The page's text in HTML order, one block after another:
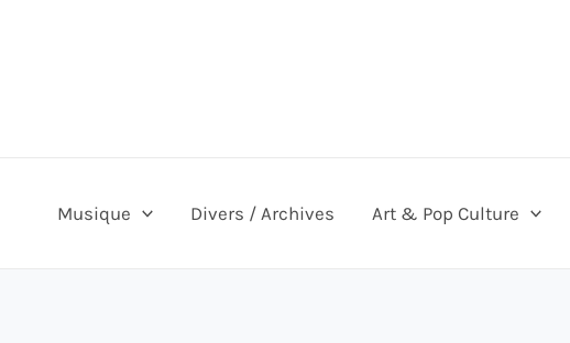
Musique Divers / Archives Art & Pop Culture